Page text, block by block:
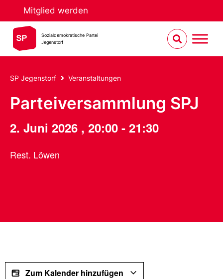
Mitglied werden
Sozialdemokratische Partei
Jegenstorf
SP Jegenstorf Veranstaltungen
Parteiversammlung SPJ
2. Juni 2026 , 20:00 - 21:30
Rest. Löwen
Zum Kalender hinzufügen